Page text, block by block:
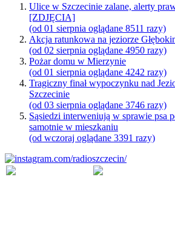
Ulice w Szczecinie zalane, alerty
[ZDJĘCIA]
(od 01 sierpnia oglądane 8511 razy)
Akcja ratunkowa na jeziorze
(od 02 sierpnia oglądane 4950 razy)
Pożar domu w Mierzynie
(od 01 sierpnia oglądane 4242 razy)
Tragiczny finał wypoczynku nad
Szczecinie
(od 03 sierpnia oglądane 3746 razy)
Sąsiedzi interweniują w sprawie psa
samotnie w mieszkaniu
(od wczoraj oglądane 3391 razy)